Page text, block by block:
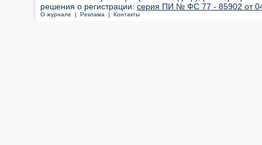
решения о регистрации: серия ПИ № ФС 77 - 85902 от 04
О журнале | Реклама | Контакты